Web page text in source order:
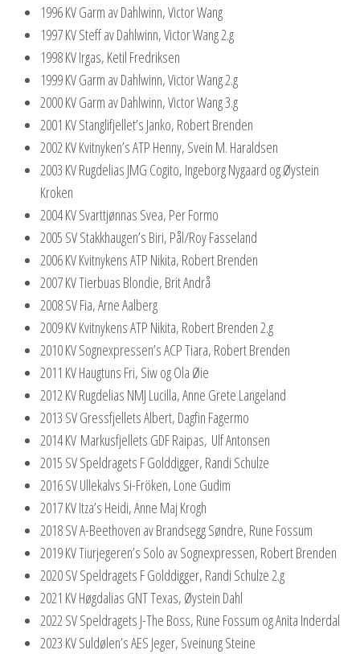
1996 KV Garm av Dahlwinn, Victor Wang
1997 KV Steff av Dahlwinn, Victor Wang 2.g
1998 KV Irgas, Ketil Fredriksen
1999 KV Garm av Dahlwinn, Victor Wang 2.g
2000 KV Garm av Dahlwinn, Victor Wang 3.g
2001 KV Stanglifjellet’s Janko, Robert Brenden
2002 KV Kvitnyken’s ATP Henny, Svein M. Haraldsen
2003 KV Rugdelias JMG Cogito, Ingeborg Nygaard og Øystein
Kroken
2004 KV Svarttjønnas Svea, Per Formo
2005 SV Stakkhaugen’s Biri, Pål/Roy Fasseland
2006 KV Kvitnykens ATP Nikita, Robert Brenden
2007 KV Tierbuas Blondie, Brit Andrå
2008 SV Fia, Arne Aalberg
2009 KV Kvitnykens ATP Nikita, Robert Brenden 2.g
2010 KV Sognexpressen’s ACP Tiara, Robert Brenden
2011 KV Haugtuns Fri, Siw og Ola Øie
2012 KV Rugdelias NMJ Lucilla, Anne Grete Langeland
2013 SV Gressfjellets Albert, Dagfin Fagermo
2014 KV Markusfjellets GDF Raipas, Ulf Antonsen
2015 SV Speldragets F Golddigger, Randi Schulze
2016 SV Ullekalvs Si-Fröken, Lone Gudim
2017 KV Itza’s Heidi, Anne Maj Krogh
2018 SV A-Beethoven av Brandsegg Søndre, Rune Fossum
2019 KV Tiurjegeren’s Solo av Sognexpressen, Robert Brenden
2020 SV Speldragets F Golddigger, Randi Schulze 2.g
2021 KV Høgdalias GNT Texas, Øystein Dahl
2022 SV Speldragets J-The Boss, Rune Fossum og Anita Inderdal
2023 KV Suldølen’s AES Jeger, Sveinung Steine